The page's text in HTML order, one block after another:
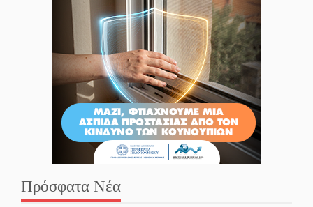
Πρόσφατα Νέα